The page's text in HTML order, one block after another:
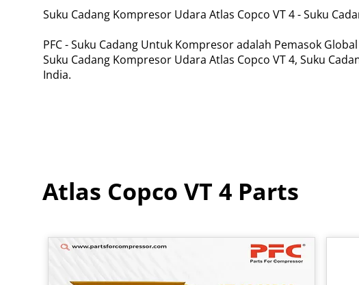
Suku Cadang Kompresor Udara Atlas Copco VT 4 - Suku
PFC - Suku Cadang Untuk Kompresor adalah Pemasok
Suku Cadang Kompresor Udara Atlas Copco VT 4, Suku
India.
Atlas Copco VT 4 Parts